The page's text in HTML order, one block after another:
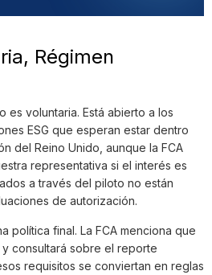
Régimen
es voluntaria. Está abierto a los
ESG que esperan estar dentro
del Reino Unido, aunque la FCA
representativa si el interés es
a través del piloto no están
de autorización.
política final. La FCA menciona que
consultará sobre el reporte
requisitos se conviertan en reglas